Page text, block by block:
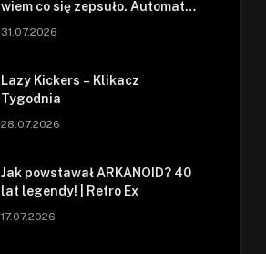
wiem co się zepsuło. Automat
się zepsuł.
31.07.2026
Lazy Kickers – Klikacz
Tygodnia
28.07.2026
Jak powstawał ARKANOID? 40
lat legendy! | Retro Ex
17.07.2026